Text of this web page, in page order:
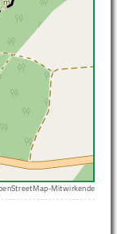
Mitwirkende